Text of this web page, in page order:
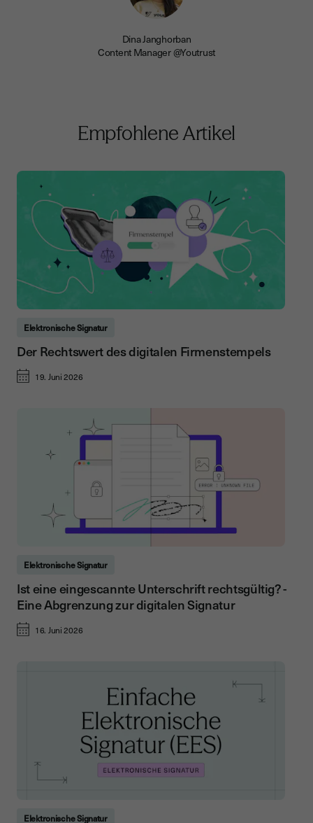
Dina Janghorban
Content Manager @Youtrust
Empfohlene Artikel
Elektronische Signatur
Der Rechtswert des digitalen Firmenstempels
19. Juni 2026
Elektronische Signatur
Ist eine eingescannte Unterschrift rechtsgültig? -
Eine Abgrenzung zur digitalen Signatur
16. Juni 2026
Elektronische Signatur